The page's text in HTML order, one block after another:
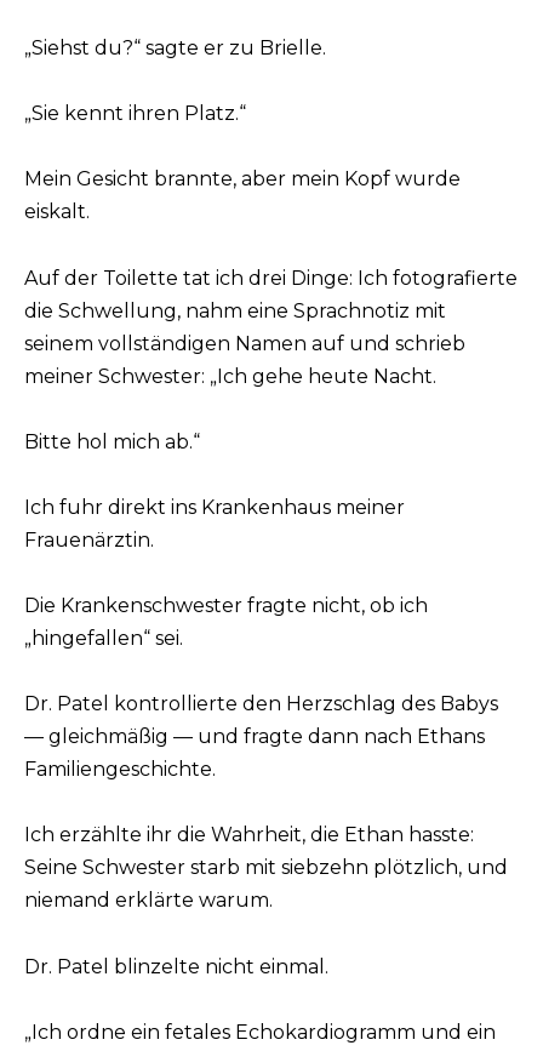
„Siehst du?“ sagte er zu Brielle.
„Sie kennt ihren Platz.“
Mein Gesicht brannte, aber mein Kopf wurde
eiskalt.
Auf der Toilette tat ich drei Dinge: Ich fotografierte
die Schwellung, nahm eine Sprachnotiz mit
seinem vollständigen Namen auf und schrieb
meiner Schwester: „Ich gehe heute Nacht.
Bitte hol mich ab.“
Ich fuhr direkt ins Krankenhaus meiner
Frauenärztin.
Die Krankenschwester fragte nicht, ob ich
„hingefallen“ sei.
Dr. Patel kontrollierte den Herzschlag des Babys
— gleichmäßig — und fragte dann nach Ethans
Familiengeschichte.
Ich erzählte ihr die Wahrheit, die Ethan hasste:
Seine Schwester starb mit siebzehn plötzlich, und
niemand erklärte warum.
Dr. Patel blinzelte nicht einmal.
„Ich ordne ein fetales Echokardiogramm und ein